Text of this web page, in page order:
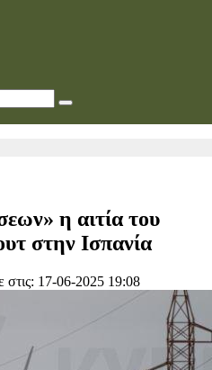
η αιτία του
στην Ισπανία
17-06-2025 19:08